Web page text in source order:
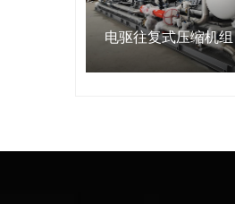
电驱往复式压缩机组